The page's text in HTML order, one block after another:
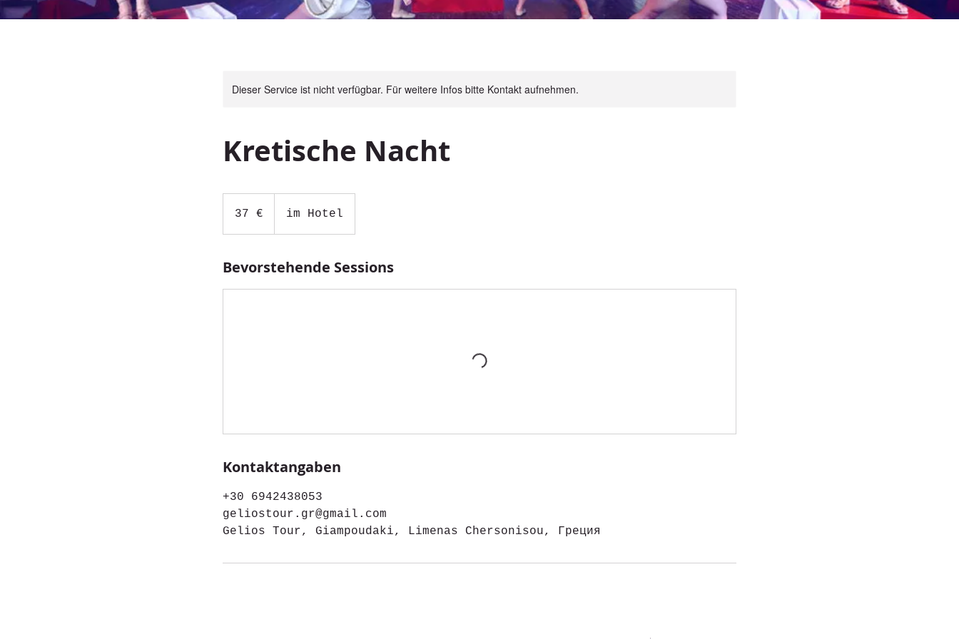
Dieser Service ist nicht verfügbar. Für weitere Infos bitte Kontakt aufnehmen.
Kretische Nacht
37 € im Hotel
Bevorstehende Sessions
Kontaktangaben
+30 6942438053
geliostour.gr@gmail.com
Gelios Tour, Giampoudaki, Limenas Chersonisou, Греция